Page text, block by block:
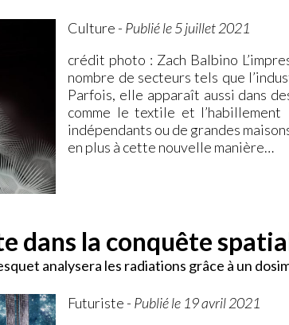
Culture - Publié le 5 juillet 2021
crédit photo : Zach Balbino
nombre de secteurs tels que
Parfois, elle apparaît aussi dans
comme le textile et l’habillement
indépendants ou de grandes
en plus à cette nouvelle manière…
dans la conquête
analysera les radiations grâce à un
Futuriste - Publié le 19 avril 2021